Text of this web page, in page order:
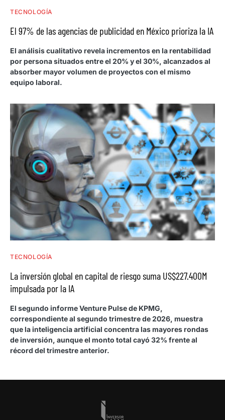
TECNOLOGÍA
El 97% de las agencias de publicidad en México prioriza la IA
El análisis cualitativo revela incrementos en la rentabilidad
por persona situados entre el 20% y el 30%, alcanzados al
absorber mayor volumen de proyectos con el mismo
equipo laboral.
TECNOLOGÍA
La inversión global en capital de riesgo suma US$227.400M
impulsada por la IA
El segundo informe Venture Pulse de KPMG,
correspondiente al segundo trimestre de 2026, muestra
que la inteligencia artificial concentra las mayores rondas
de inversión, aunque el monto total cayó 32% frente al
récord del trimestre anterior.